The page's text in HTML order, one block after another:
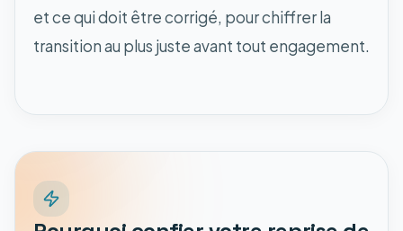
et ce qui doit être corrigé, pour chiffrer la
transition au plus juste avant tout engagement.